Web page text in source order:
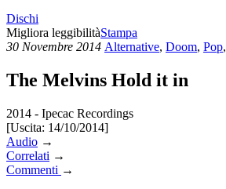
Dischi
Migliora leggibilitàStampa
30 Novembre 2014 Alternative, Doom, Pop,
The Melvins Hold it in
2014 - Ipecac Recordings
[Uscita: 14/10/2014]
Audio →
Correlati →
Commenti →